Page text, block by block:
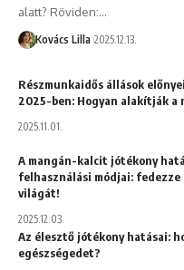
alatt? Röviden:…
Kovács Lilla 2025.12.13.
Részmunkaidős állások
2025-ben: Hogyan alakítják a
2025.11.01.
A mangán-kalcit jótékony
felhasználási módjai: fedezze
világát!
2025.12.03.
Az élesztő jótékony hatásai:
egészségedet?